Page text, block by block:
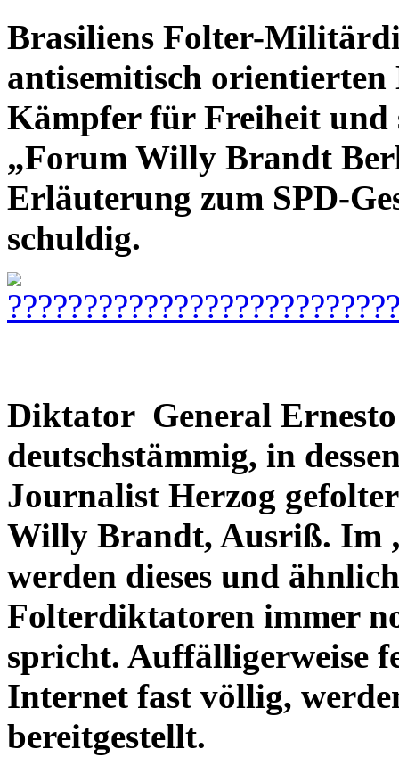
Brasiliens Folter-
antisemitisch
Kämpfer für Freiheit und
„Forum Willy Brandt
Erläuterung zum SPD-
schuldig.
Diktator General
deutschstämmig, in
Journalist Herzog
Willy Brandt, Ausriß. Im
werden dieses und
Folterdiktatoren immer
spricht. Auffälligerweise
Internet fast völlig,
bereitgestellt.